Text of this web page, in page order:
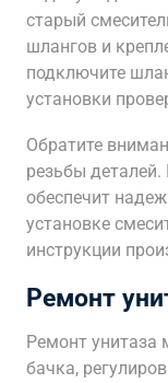
старый
шлангов и
подключите
установки
Обратите
резьбы деталей.
обеспечит
установке
инструкции
Ремонт
Ремонт унитаза
бачка,